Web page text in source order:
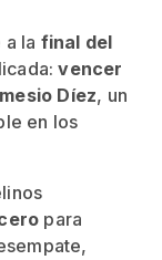
a la final del
vencer
Díez, un
en los
para